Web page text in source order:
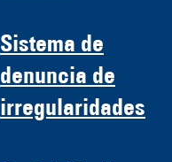
Sistema de
denuncia de
irregularidades